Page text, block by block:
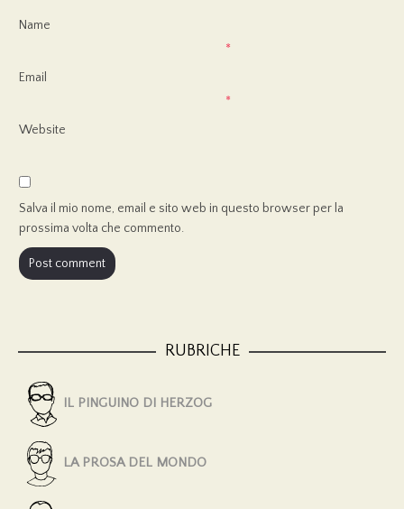
Name
*
Email
*
Website
Salva il mio nome, email e sito web in questo browser per la
prossima volta che commento.
RUBRICHE
IL PINGUINO DI HERZOG
LA PROSA DEL MONDO